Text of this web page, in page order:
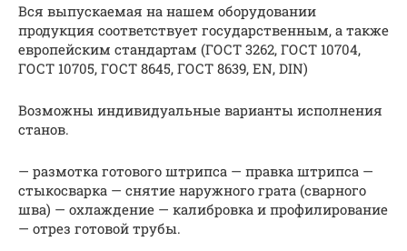
Вся выпускаемая на нашем оборудовании
продукция соответствует государственным, а также
европейским стандартам (ГОСТ 3262, ГОСТ 10704,
ГОСТ 10705, ГОСТ 8645, ГОСТ 8639, EN, DIN)
Возможны индивидуальные варианты исполнения
станов.
— размотка готового штрипса — правка штрипса —
стыкосварка — снятие наружного грата (сварного
шва) — охлаждение — калибровка и профилирование
— отрез готовой трубы.